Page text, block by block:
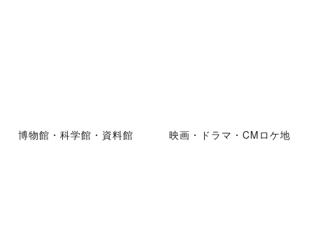
博物館・科学館・資料館 映画・ドラマ・CMロケ地